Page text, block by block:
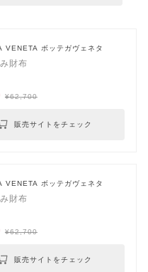
VENETA ボッテガヴェネタ
財布
¥62,700
販売サイトをチェック
VENETA ボッテガヴェネタ
財布
¥62,700
販売サイトをチェック